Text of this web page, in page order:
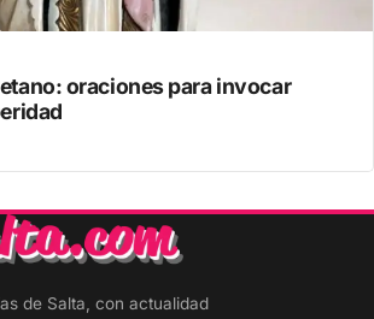
oraciones para invocar
de Salta, con actualidad